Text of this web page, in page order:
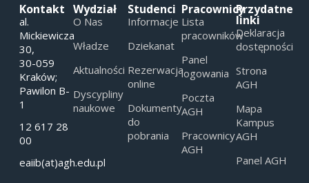
Kontakt
al.
Mickiewicza
30,
30-059
Kraków;
Pawilon B-
1
12 617 28
00
eaiib(at)agh.edu.pl
Wydział
O Nas
Władze
Aktualności
Dyscypliny
naukowe
Studenci
Informacje
Dziekanat
Rezerwacja
online
Dokumenty
do
pobrania
Pracownicy
Lista
pracowników
Panel
logowania
Poczta
AGH
Pracownicy
AGH
Przydatne
linki
Deklaracja
dostępności
Strona
AGH
Mapa
Kampus
AGH
Panel AGH